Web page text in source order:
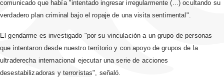
comunicado que había "intentado ingresar irregularmente (...) ocultando su
verdadero plan criminal bajo el ropaje de una visita sentimental".
El gendarme es investigado "por su vinculación a un grupo de personas
que intentaron desde nuestro territorio y con apoyo de grupos de la
ultraderecha internacional ejecutar una serie de acciones
desestabilizadoras y terroristas", señaló.